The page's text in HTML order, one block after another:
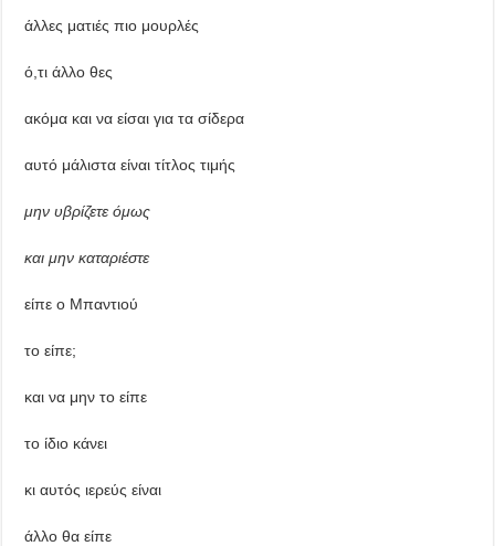
άλλες ματιές πιο μουρλές
ό,τι άλλο θες
ακόμα και να είσαι για τα σίδερα
αυτό μάλιστα είναι τίτλος τιμής
μην υβρίζετε όμως
και μην καταριέστε
είπε ο Μπαντιού
το είπε;
και να μην το είπε
το ίδιο κάνει
κι αυτός ιερεύς είναι
άλλο θα είπε